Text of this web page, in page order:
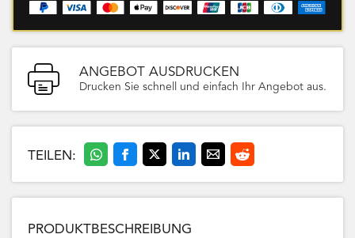
ANGEBOT AUSDRUCKEN
Drucken Sie schnell und einfach Ihr Angebot aus.
TEILEN:
PRODUKTBESCHREIBUNG